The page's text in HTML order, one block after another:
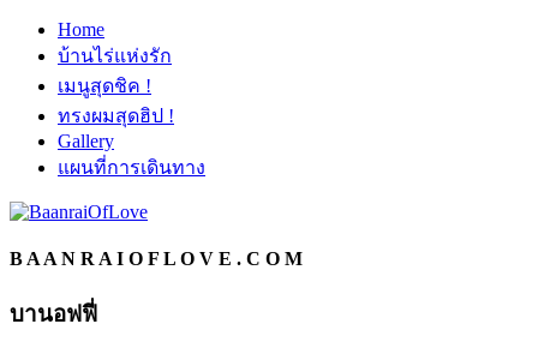
Home
บ้านไร่แห่งรัก
เมนูสุดชิค !
ทรงผมสุดฮิป !
Gallery
แผนที่การเดินทาง
B A A N R A I O F L O V E . C O M
บานอฟฟี่